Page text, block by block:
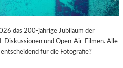
das 200-jährige Jubiläum der
Diskussionen und Open-Air-Filmen. Alle
für die Fotografie?